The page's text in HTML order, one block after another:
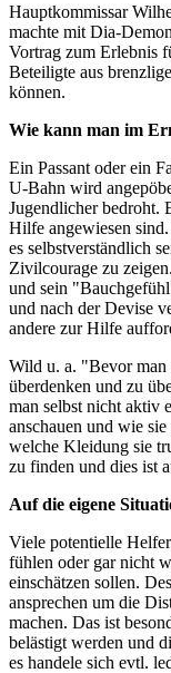
Hauptkommissar
machte mit Dia-
Vortrag zum Erlebnis
Beteiligte aus
können.
Wie kann man im
Ein Passant oder ein
U-Bahn wird
Jugendlicher bedroht.
Hilfe angewiesen
es selbstverständlich
Zivilcourage zu
und sein
und nach der Devise
andere zur Hilfe
Wild u. a. "Bevor man
überdenken und zu
man selbst nicht aktiv
anschauen und wie
welche Kleidung sie
zu finden und dies ist
Auf die eigene
Viele potentielle
fühlen oder gar nicht
einschätzen sollen.
ansprechen um die
machen. Das ist
belästigt werden und
es handele sich evtl.